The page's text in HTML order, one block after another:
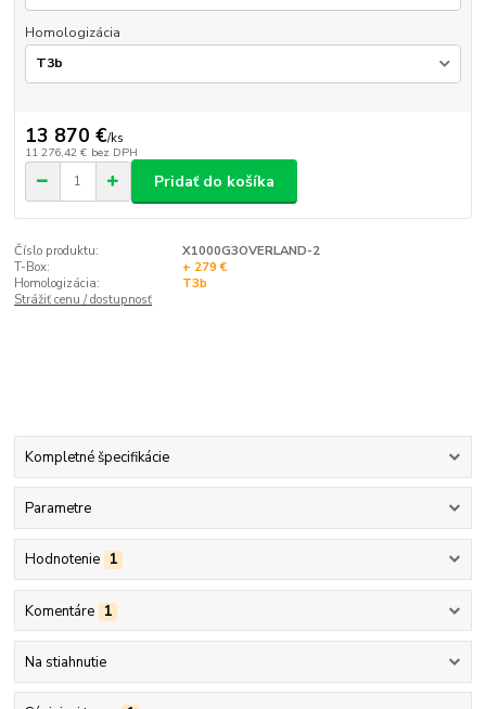
Homologizácia
13 870 €/ks
11 276,42 € bez DPH
Pridať do košíka
Číslo produktu:
X1000G3OVERLAND-2
T-Box:
+ 279 €
Homologizácia:
T3b
Strážiť cenu / dostupnosť
Kompletné špecifikácie
Parametre
Hodnotenie 1
Komentáre 1
Na stiahnutie